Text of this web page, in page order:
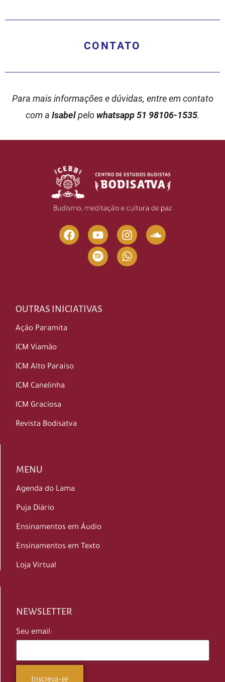
CONTATO
Para mais informações e dúvidas, entre em contato
com a Isabelpelo whatsapp 51 98106-1535.
OUTRAS INICIATIVAS
Ação Paramita
ICM Viamão
ICM Alto Paraíso
ICM Canelinha
ICM Graciosa
Revista Bodisatva
MENU
Agenda do Lama
Puja Diário
Ensinamentos em Áudio
Ensinamentos em Texto
Loja Virtual
NEWSLETTER
Seu email: